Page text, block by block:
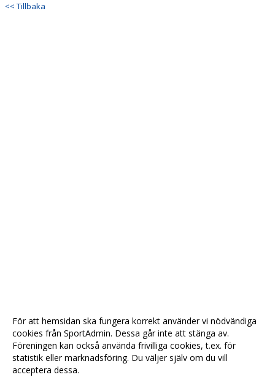
<< Tillbaka
För att hemsidan ska fungera korrekt använder vi nödvändiga
cookies från SportAdmin. Dessa går inte att stänga av.
Föreningen kan också använda frivilliga cookies, t.ex. för
statistik eller marknadsföring. Du väljer själv om du vill
acceptera dessa.